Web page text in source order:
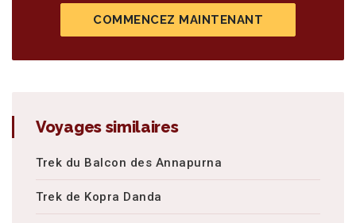
COMMENCEZ MAINTENANT
Voyages similaires
Trek du Balcon des Annapurna
Trek de Kopra Danda